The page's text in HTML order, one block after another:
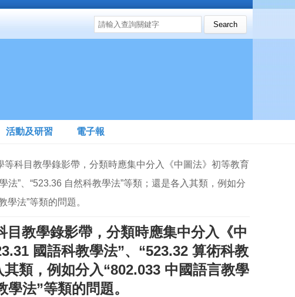
搜尋表單
Search this site
活動及研習 電子報
科目教學錄影帶，分類時應集中分入《中圖法》初等教育
”、“523.36 自然科教學法”等類；還是各入其類，例如分
學法”等類的問題。
教學錄影帶，分類時應集中分入《中
國語科教學法”、“523.32 算術科教
類，例如分入“802.033 中國語言教學
法”等類的問題。